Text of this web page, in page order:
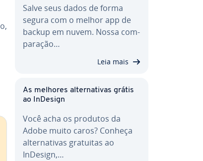
Salve seus dados de forma
segura com o melhor app de
backup em nuvem. Nossa com­
pa­ra­ção…
Leia mais
As melhores al­ter­na­ti­vas grátis
ao InDesign
Você acha os produtos da
Adobe muito caros? Conheça
al­ter­na­ti­vas gratuitas ao
InDesign,…